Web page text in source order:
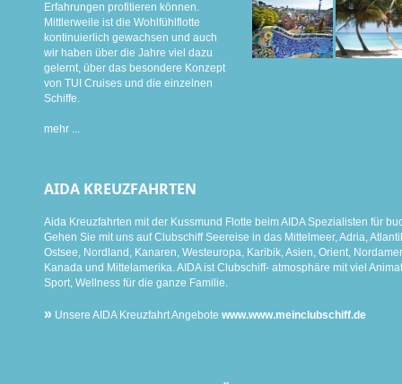
Erfahrungen profitieren können.
Mittlerweile ist die Wohlfühlflotte
kontinuierlich gewachsen und auch
wir haben über die Jahre viel dazu
gelernt, über das besondere Konzept
von TUI Cruises und die einzelnen
Schiffe.
mehr ...
AIDA KREUZFAHRTEN
Aida Kreuzfahrten mit der Kussmund Flotte beim AIDA Spezialisten für
Gehen Sie mit uns auf Clubschiff Seereise in das Mittelmeer, Adria,
Ostsee, Nordland, Kanaren, Westeuropa, Karibik, Asien, Orient,
Kanada und Mittelamerika. AIDA ist Clubschiff- atmosphäre mit viel
Sport, Wellness für die ganze Familie.
» Unsere AIDA Kreuzfahrt Angebote www.www.meinclubschiff.de